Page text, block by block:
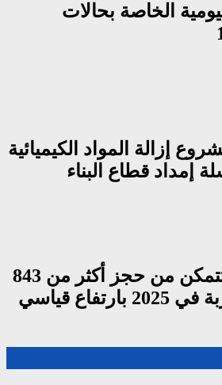
الخاصة بحالات
إزالة المواد الكيميائية
إمداد قطاع البناء
تقرير: الجمارك تتمكن من حجز أكثر من 843
ألف سيجارة مهربة في 2025 بارتفاع قياسي